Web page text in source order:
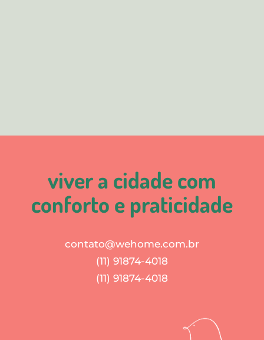
viver a cidade com
conforto e praticidade
contato@wehome.com.br
(11) 91874-4018
(11) 91874-4018